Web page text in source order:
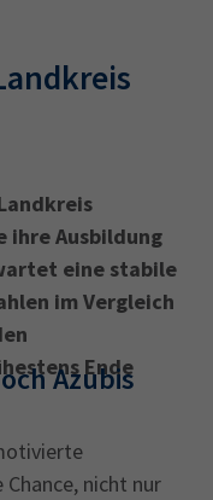
Log-in
ihre Ausbildung
eine stabile
im Vergleich
Ende
Azubis
nicht nur